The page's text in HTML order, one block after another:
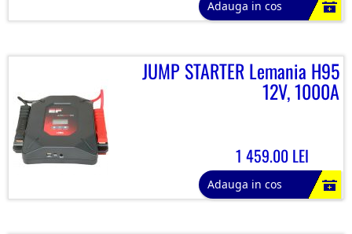
Adauga in cos
JUMP STARTER Lemania H95
12V, 1000A
1 459.00 LEI
Adauga in cos